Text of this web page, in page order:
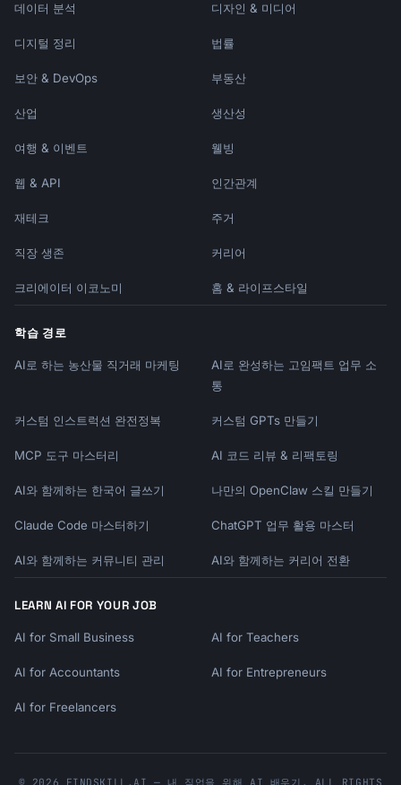
데이터 분석 디자인 & 미디어
디지털 정리 법률
보안 & DevOps 부동산
산업 생산성
여행 & 이벤트 웰빙
웹 & API 인간관계
재테크 주거
직장 생존 커리어
크리에이터 이코노미 홈 & 라이프스타일
학습 경로
AI로 하는 농산물 직거래 마케팅
AI로 완성하는 고임팩트 업무 소
통
커스텀 인스트럭션 완전정복 커스텀 GPTs 만들기
MCP 도구 마스터리 AI 코드 리뷰 & 리팩토링
AI와 함께하는 한국어 글쓰기 나만의 OpenClaw 스킬 만들기
Claude Code 마스터하기 ChatGPT 업무 활용 마스터
AI와 함께하는 커뮤니티 관리 AI와 함께하는 커리어 전환
LEARN AI FOR YOUR JOB
AI for Small Business AI for Teachers
AI for Accountants AI for Entrepreneurs
AI for Freelancers
© 2026 FINDSKILL.AI — 내 직업을 위해 AI 배우기. ALL RIGHTS